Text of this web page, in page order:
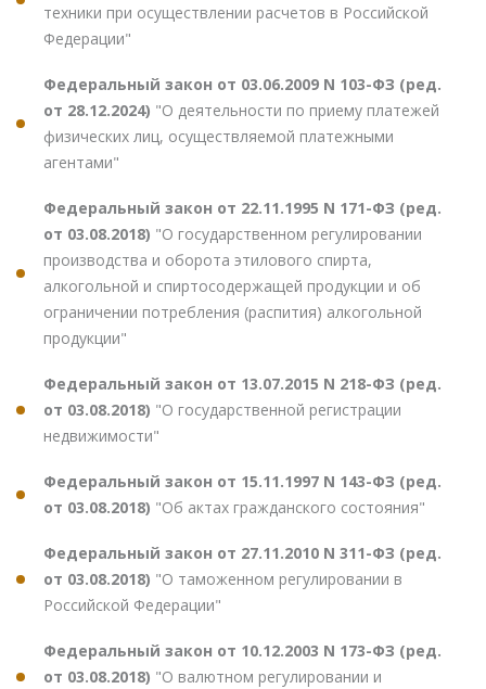
техники при осуществлении расчетов в Российской
Федерации"
Федеральный закон от 03.06.2009 N 103-ФЗ (ред.
от 28.12.2024) "О деятельности по приему платежей
физических лиц, осуществляемой платежными
агентами"
Федеральный закон от 22.11.1995 N 171-ФЗ (ред.
от 03.08.2018) "О государственном регулировании
производства и оборота этилового спирта,
алкогольной и спиртосодержащей продукции и об
ограничении потребления (распития) алкогольной
продукции"
Федеральный закон от 13.07.2015 N 218-ФЗ (ред.
от 03.08.2018) "О государственной регистрации
недвижимости"
Федеральный закон от 15.11.1997 N 143-ФЗ (ред.
от 03.08.2018) "Об актах гражданского состояния"
Федеральный закон от 27.11.2010 N 311-ФЗ (ред.
от 03.08.2018) "О таможенном регулировании в
Российской Федерации"
Федеральный закон от 10.12.2003 N 173-ФЗ (ред.
от 03.08.2018) "О валютном регулировании и